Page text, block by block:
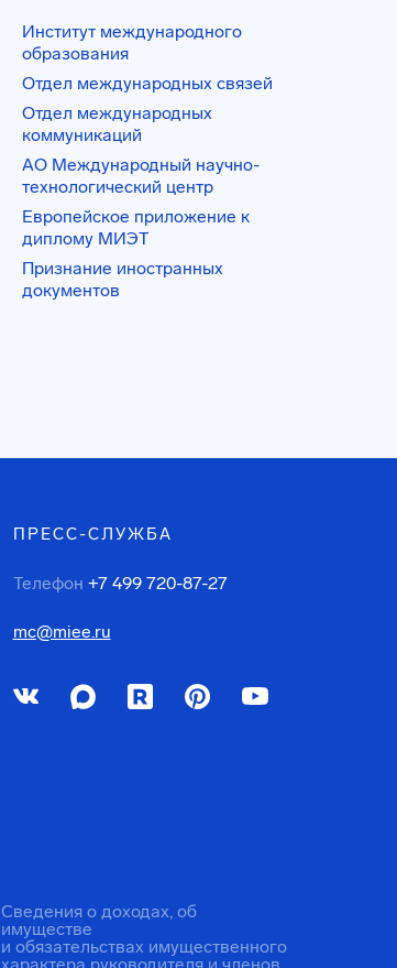
Институт международного
образования
Отдел международных связей
Отдел международных
коммуникаций
АО Международный научно-
технологический центр
Европейское приложение к
диплому МИЭТ
Признание иностранных
документов
ПРЕСС-СЛУЖБА
Телефон +7 499 720-87-27
mc@miee.ru
Сведения о доходах, об
имуществе
и обязательствах имущественного